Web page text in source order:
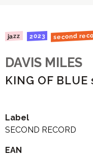
jazz 2023 second
DAVIS MILES
KING OF
Label
SECOND RECORD
EAN